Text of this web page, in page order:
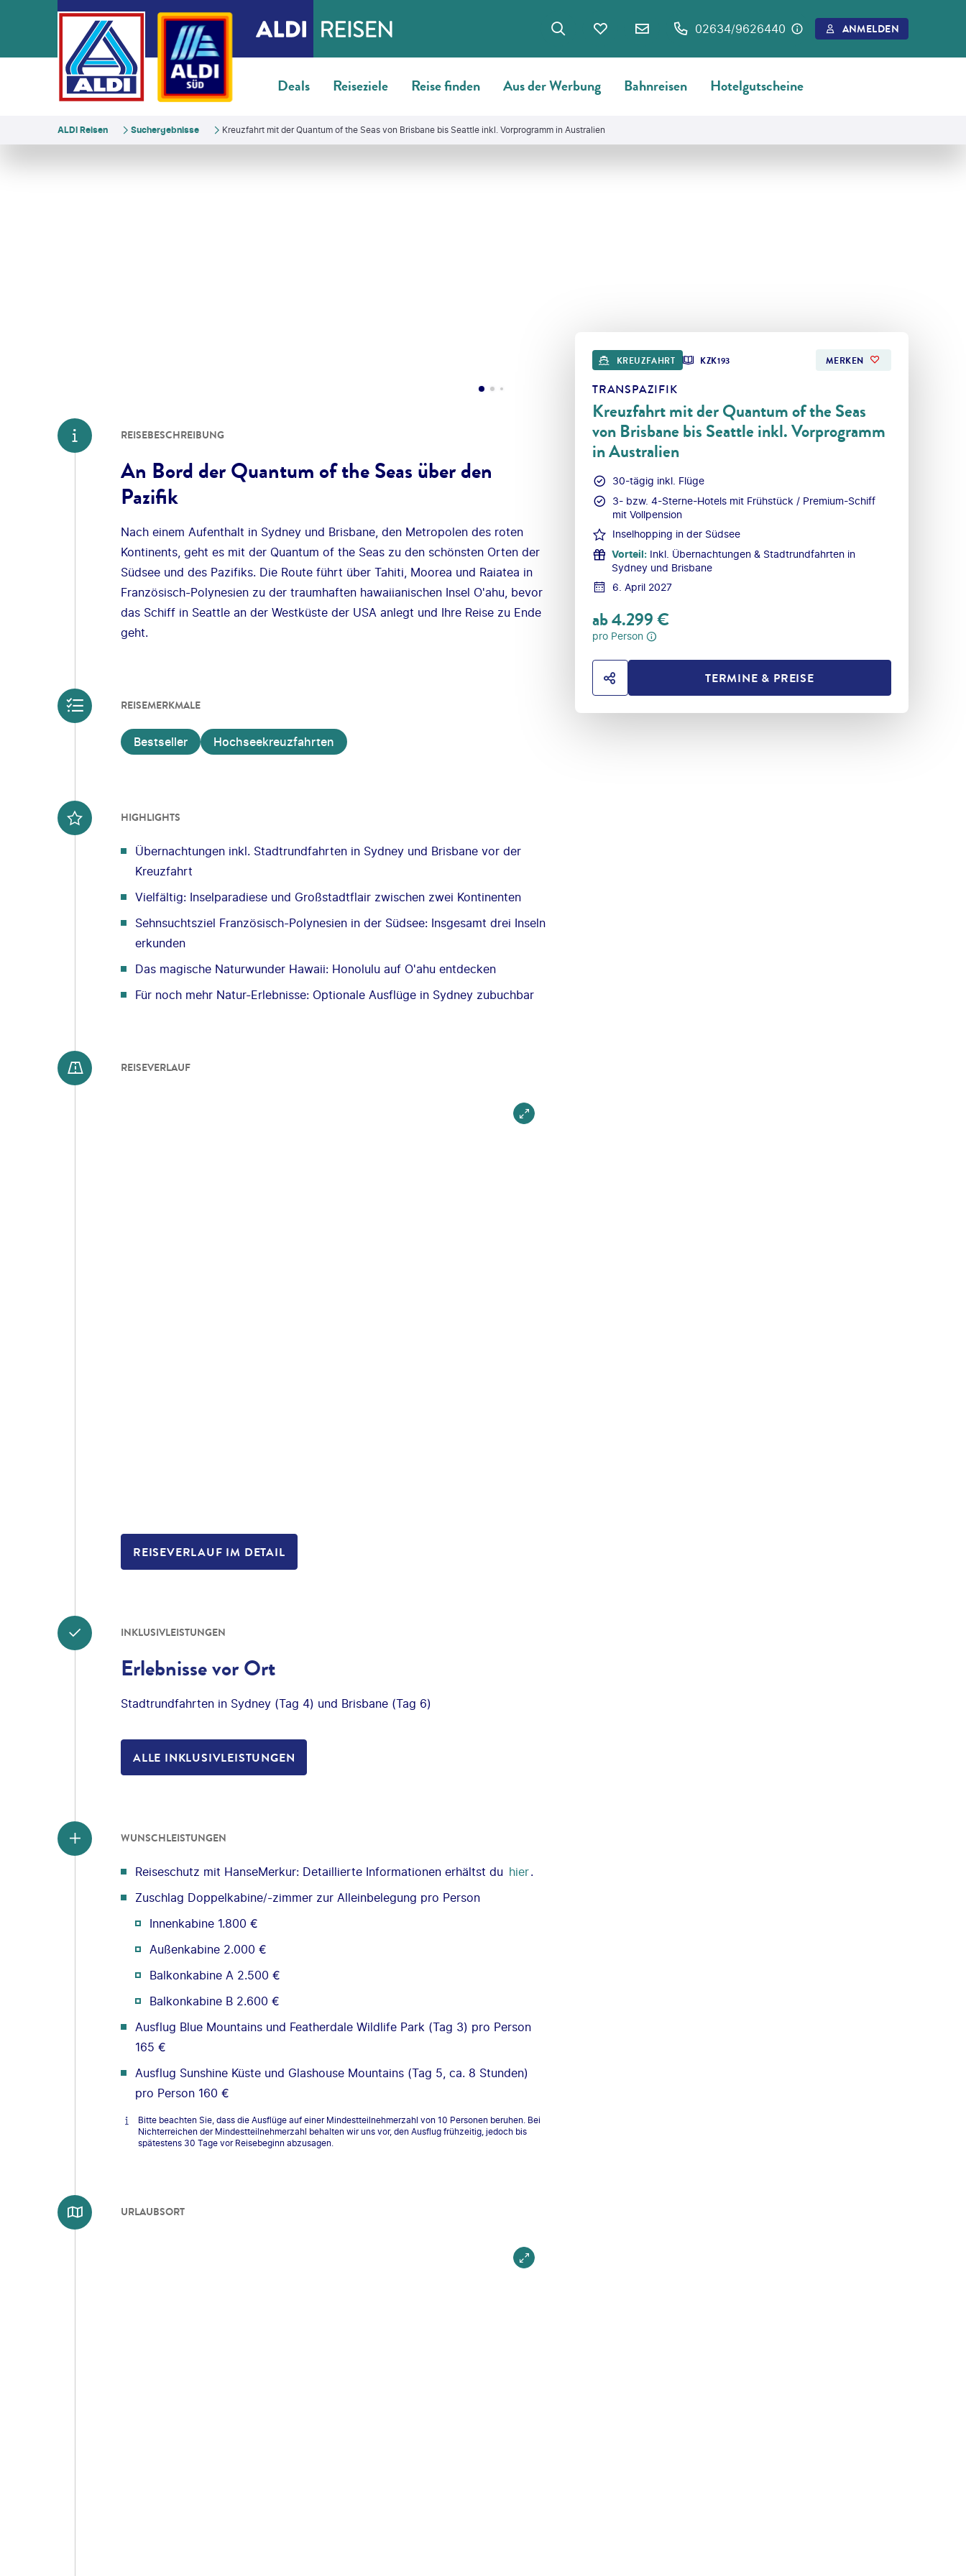
02634/9626440 ANMELDEN
Deals Reiseziele Reise finden Aus der Werbung Bahnreisen Hotelgutscheine
ALDI Reisen Suchergebnisse Kreuzfahrt mit der Quantum of the Seas von Brisbane bis Seattle inkl. Vorprogramm in Australien
KREUZFAHRT KZK193 MERKEN
TRANSPAZIFIK
Kreuzfahrt mit der Quantum of the Seas
von Brisbane bis Seattle inkl. Vorprogramm
in Australien
30-tägig inkl. Flüge
3- bzw. 4-Sterne-Hotels mit Frühstück / ​Premium-Schiff
mit Vollpension
Inselhopping in der Südsee
Vorteil: Inkl. Übernachtungen & Stadtrundfahrten in
Sydney und Brisbane
6. April 2027
ab4.299€
pro Person
TERMINE & PREISE
REISEBESCHREIBUNG
An Bord der Quantum of the Seas über den
Pazifik
Nach einem Aufenthalt in Sydney und Brisbane, den Metropolen des roten
Kontinents, geht es mit der Quantum of the Seas zu den schönsten Orten der
Südsee und des Pazifiks. Die Route führt über Tahiti, Moorea und Raiatea in
Französisch-Polynesien zu der traumhaften hawaiianischen Insel O'ahu, bevor
das Schiff in Seattle an der Westküste der USA anlegt und Ihre Reise zu Ende
geht.
REISEMERKMALE
Bestseller Hochseekreuzfahrten
HIGHLIGHTS
Übernachtungen inkl. Stadtrundfahrten in Sydney und Brisbane vor der
Kreuzfahrt
Vielfältig: Inselparadiese und Großstadtflair zwischen zwei Kontinenten
Sehnsuchtsziel Französisch-Polynesien in der Südsee: Insgesamt drei Inseln
erkunden
Das magische Naturwunder Hawaii: Honolulu auf O'ahu entdecken
Für noch mehr Natur-Erlebnisse: Optionale Ausflüge in Sydney zubuchbar
REISEVERLAUF
REISEVERLAUF IM DETAIL
INKLUSIVLEISTUNGEN
Erlebnisse vor Ort
Stadtrundfahrten in Sydney (Tag 4) und Brisbane (Tag 6)
ALLE INKLUSIVLEISTUNGEN
WUNSCHLEISTUNGEN
Reiseschutz mit HanseMerkur: Detaillierte Informationen erhältst du hier .
Zuschlag Doppelkabine/-zimmer zur Alleinbelegung pro Person
Innenkabine 1.800 €
Außenkabine 2.000 €
Balkonkabine A 2.500 €
Balkonkabine B 2.600 €
Ausflug Blue Mountains und Featherdale Wildlife Park (Tag 3) pro Person
165 €
Ausflug Sunshine Küste und Glashouse Mountains (Tag 5, ca. 8 Stunden)
pro Person 160 €
Bitte beachten Sie, dass die Ausflüge auf einer Mindestteilnehmerzahl von 10 Personen beruhen. Bei
Nichterreichen der Mindestteilnehmerzahl behalten wir uns vor, den Ausflug frühzeitig, jedoch bis
spätestens 30 Tage vor Reisebeginn abzusagen.
URLAUBSORT